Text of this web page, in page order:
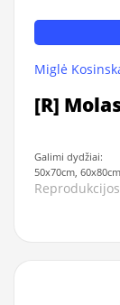
Miglė
[R]
Galimi dydžiai:
50x70cm,